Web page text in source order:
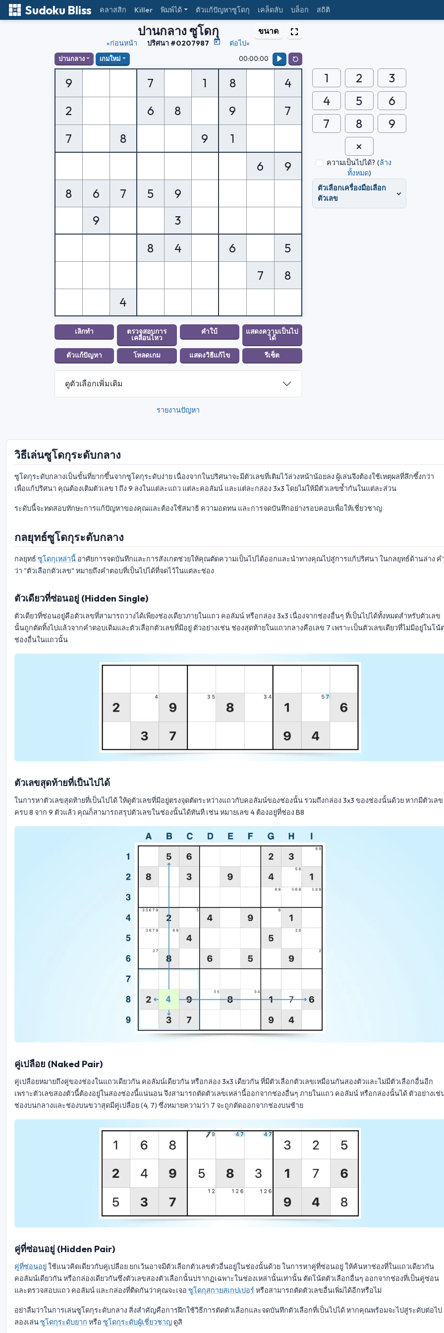
Sudoku Bliss คลาสสิก Killer พิมพ์ได้ ตัวแก้ปัญหาซูโดกุ เคล็ดลับ บล็อก สถิติ
ปานกลาง ซูโดกุ ขนาด
«ก่อนหน้า ปริศนา #0207987 ต่อไป»
ปานกลาง เกมใหม่ 00:00:00
9 7 1 8
4
2
6 8 9
7
7
8 9
1
6
9
8
6 7 5
9
9
3
8
4 6
5
7
8
4
1 2
3
4
5
6
7
8 9
ความเป็นไปได้? (ล้าง
ทั้งหมด)
ตัวเลือกเครื่องมือเลือก
ตัวเลข
ดูตัวเลือกเพิ่มเติม
รายงานปัญหา
วิธีเล่นซูโดกุระดับกลาง
ซูโดกุระดับกลางเป็นขั้นที่ยากขึ้นจากซูโดกุระดับง่าย เนื่องจากในปริศนาจะมีตัวเลขที่เติมไว้ล่วงหน้าน้อยลง ผู้เล่นจึงต้องใช้เหตุผลที่ลึกซึ้งกว่า
เพื่อแก้ปริศนา คุณต้องเติมตัวเลข 1 ถึง 9 ลงในแต่ละแถว แต่ละคอลัมน์ และแต่ละกล่อง 3x3 โดยไม่ให้มีตัวเลขซ้ำกันในแต่ละส่วน
ระดับนี้จะทดสอบทักษะการแก้ปัญหาของคุณและต้องใช้สมาธิ ความอดทน และการจดบันทึกอย่างรอบคอบเพื่อให้เชี่ยวชาญ
กลยุทธ์ซูโดกุระดับกลาง
กลยุทธ์ ซูโดกุเหล่านี้ อาศัยการจดบันทึกและการสังเกตช่วยให้คุณตัดความเป็นไปได้ออกและนำทางคุณไปสู่การแก้ปริศนา ในกลยุทธ์ด้านล่าง ค
ว่า "ตัวเลือกตัวเลข" หมายถึงคำตอบที่เป็นไปได้ที่จดไว้ในแต่ละช่อง
ตัวเดียวที่ซ่อนอยู่ (Hidden Single)
ตัวเดียวที่ซ่อนอยู่คือตัวเลขที่สามารถวางได้เพียงช่องเดียวภายในแถว คอลัมน์ หรือกล่อง 3x3 เนื่องจากช่องอื่นๆ ที่เป็นไปได้ทั้งหมดสำหรับตัวเลข
นั้นถูกตัดทิ้งไปแล้วจากคำตอบเดิมและตัวเลือกตัวเลขที่มีอยู่ ตัวอย่างเช่น ช่องสุดท้ายในแถวกลางคือเลข 7 เพราะเป็นตัวเลขเดียวที่ไม่มีอยู่ในโน้
ช่องอื่นในแถวนั้น
ตัวเลขสุดท้ายที่เป็นไปได้
ในการหาตัวเลขสุดท้ายที่เป็นไปได้ ให้ดูตัวเลขที่มีอยู่ตรงจุดตัดระหว่างแถวกับคอลัมน์ของช่องนั้น รวมถึงกล่อง 3x3 ของช่องนั้นด้วย หากมีตัวเลข
ครบ 8 จาก 9 ตัวแล้ว คุณก็สามารถสรุปตัวเลขในช่องนั้นได้ทันที เช่น หมายเลข 4 ต้องอยู่ที่ช่อง B8
คู่เปลือย (Naked Pair)
คู่เปลือยหมายถึงคู่ของช่องในแถวเดียวกัน คอลัมน์เดียวกัน หรือกล่อง 3x3 เดียวกัน ที่มีตัวเลือกตัวเลขเหมือนกันสองตัวและไม่มีตัวเลือกอื่นอีก
เพราะตัวเลขสองตัวนี้ต้องอยู่ในสองช่องนี้แน่นอน จึงสามารถตัดตัวเลขเหล่านี้ออกจากช่องอื่นๆ ภายในแถว คอลัมน์ หรือกล่องนั้นได้ ตัวอย่างเช่
ช่องบนกลางและช่องบนขวาสุดมีคู่เปลือย (4, 7) ซึ่งหมายความว่า 7 จะถูกตัดออกจากช่องบนซ้าย
คู่ที่ซ่อนอยู่ (Hidden Pair)
คู่ที่ซ่อนอยู่ใช้แนวคิดเดียวกับคู่เปลือย ยกเว้นอาจมีตัวเลือกตัวเลขตัวอื่นอยู่ในช่องนั้นด้วย ในการหาคู่ที่ซ่อนอยู่ ให้ค้นหาช่องที่ในแถวเดียวกัน
คอลัมน์เดียวกัน หรือกล่องเดียวกันซึ่งตัวเลขสองตัวเลือกนั้นปรากฏเฉพาะในช่องเหล่านั้นเท่านั้น ตัดโน้ตตัวเลือกอื่นๆ ออกจากช่องที่เป็นคู่ซ่อน
และตรวจสอบแถว คอลัมน์ และกล่องที่ติดกันว่าคุณจะเจอ ซูโดกุสกายสเกปเปอร์หรือสามารถตัดตัวเลขอื่นเพิ่มได้อีกหรือไม่
อย่าลืมว่าในการเล่นซูโดกุระดับกลาง สิ่งสำคัญคือการฝึกใช้วิธีการตัดตัวเลือกและจดบันทึกตัวเลือกที่เป็นไปได้ หากคุณพร้อมจะไปสู่ระดับต่อไป
ลองเล่นซูโดกุระดับยาก หรือ ซูโดกุระดับผู้เชี่ยวชาญ ดูสิ